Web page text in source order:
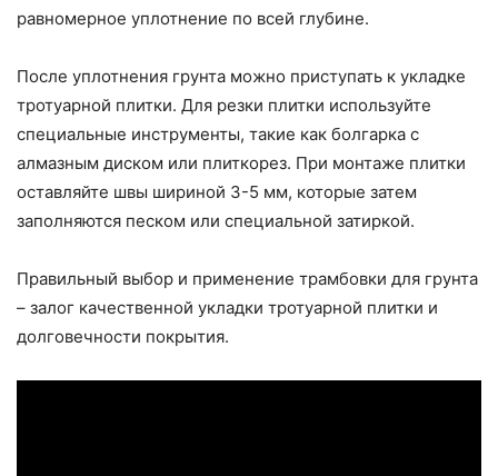
равномерное уплотнение по всей глубине.
После уплотнения грунта можно приступать к укладке
тротуарной плитки. Для резки плитки используйте
специальные инструменты, такие как болгарка с
алмазным диском или плиткорез. При монтаже плитки
оставляйте швы шириной 3-5 мм, которые затем
заполняются песком или специальной затиркой.
Правильный выбор и применение трамбовки для грунта
– залог качественной укладки тротуарной плитки и
долговечности покрытия.